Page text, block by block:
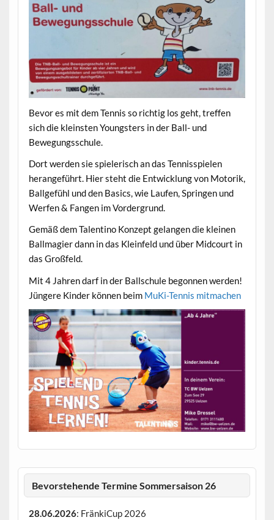
Bevor es mit dem Tennis so richtig los geht, treffen
sich die kleinsten Youngsters in der Ball- und
Bewegungsschule.
Dort werden sie spielerisch an das Tennisspielen
herangeführt. Hier steht die Entwicklung von Motorik,
Ballgefühl und den Basics, wie Laufen, Springen und
Werfen & Fangen im Vordergrund.
Gemäß dem Talentino Konzept gelangen die kleinen
Ballmagier dann in das Kleinfeld und über Midcourt in
das Großfeld.
Mit 4 Jahren darf in der Ballschule begonnen werden!
Jüngere Kinder können beim MuKi-Tennis mitmachen
Bevorstehende Termine Sommersaison 26
28.06.2026: FränkiCup 2026